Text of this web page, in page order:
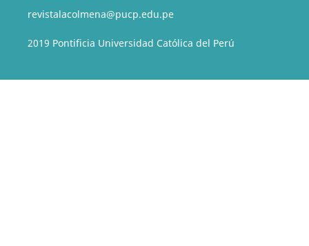
revistalacolmena@pucp.edu.pe
2019 Pontificia Universidad Católica del Perú